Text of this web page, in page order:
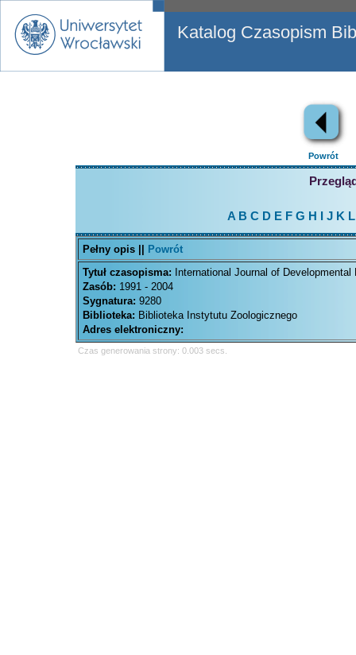
Katalog Czasopism
Powrót
A B C D EFG H J K L
Pełny opis ||
Powrót
Tytuł czasopisma: International Journal of Developmental
Zasób: 1991 - 2004
Sygnatura: 9280
Biblioteka: Biblioteka Instytutu Zoologicznego
Adres elektroniczny:
Czas generowania strony: 0.003 secs.